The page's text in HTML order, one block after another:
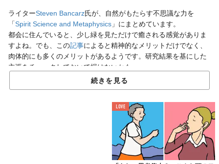
ライターSteven Bancarz氏が、自然がもたらす不思議な力を
「Spirit Science and Metaphysics 」にまとめています。
都会に住んでいると、少し緑を見ただけで癒される感覚がありま
すよね。でも、この記事によると精神的なメリットだけでなく、
肉体的にも多くのメリットがあるようです。研究結果を基にした
主張をチェックしておいて損はないかも。
続きを見る
LOVE